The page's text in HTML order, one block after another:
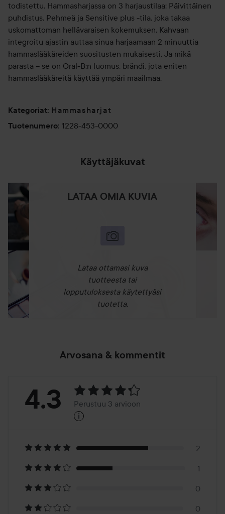
todistettu. Hammasharjassa on 3 harjaustilaa: Päivittäinen
puhdistus, Pehmeä ja Sensitive plus -tila, joka takaa
uskomattoman hellävaraisen kokemuksen. Kahvaan
integroitu ajastin auttaa sinua harjaamaan 2 minuuttia
hammaslääkäreiden suositusten mukaisesti. Ja mikä
parasta – se on Oral-B:n luomus, brändi, jota eniten
hammaslääkäreitä käyttää ympäri maailmaa.
Kategoriat: Hammasharjat
Tuotenumero: 1228-453-0000
Käyttäjäkuvat
LATAA OMIA KUVIA
Lataa ottamasi kuva
tuotteesta tai
lopputuloksesta käytettyäsi
tuotetta.
Arvosana & kommentit
Arvosana:
Perustuu
3
arvioon
4.3 Perustuu 3 arvioon
i
2
1
0
0